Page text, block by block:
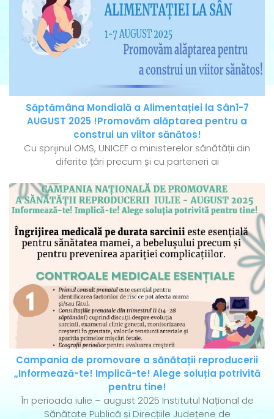
Săptămâna Mondială a Alimentației la Sân1-7
AUGUST 2025 !Promovăm alăptarea pentru a
construi un viitor sănătos!
Cu sprijinul OMS, UNICEF a ministerelor sănătății din
diferite țări precum și cu parteneri ai
Campania de promovare a sănătații reproducerii
„Informează-te! Implică-te! Alege soluția potrivită
pentru tine!
În perioada iulie – august 2025 Institutul Național de
Sănătate Publică și Direcțiile Județene de